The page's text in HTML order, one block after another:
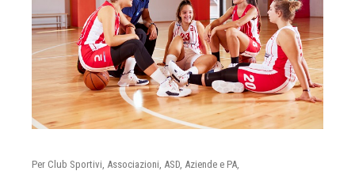
Per Club Sportivi, Associazioni, ASD, Aziende e PA,